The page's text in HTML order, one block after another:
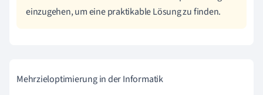
einzugehen, um eine praktikable Lösung zu finden.
Mehrzieloptimierung in der Informatik